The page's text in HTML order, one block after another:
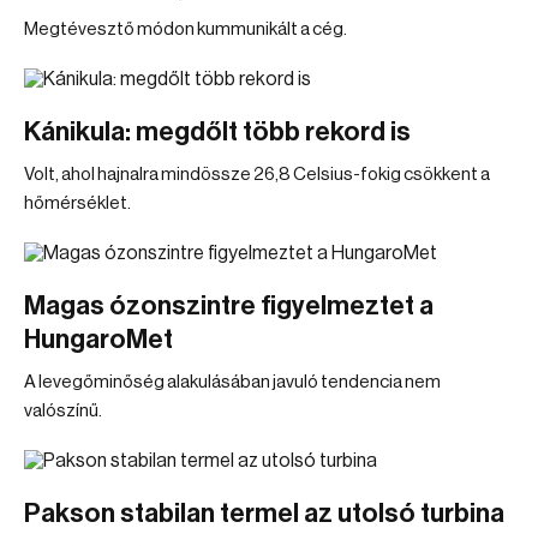
Megtévesztő módon kummunikált a cég.
Kánikula: megdőlt több rekord is
Volt, ahol hajnalra mindössze 26,8 Celsius-fokig csökkent a
hőmérséklet.
Magas ózonszintre figyelmeztet a
HungaroMet
A levegőminőség alakulásában javuló tendencia nem
valószínű.
Pakson stabilan termel az utolsó turbina